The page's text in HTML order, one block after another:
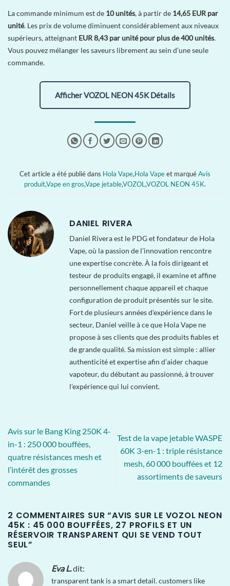
La commande minimum est de 10 unités, à partir de 14,65 EUR par
unité. Les prix de volume diminuent considérablement aux niveaux
supérieurs, atteignant EUR 8,43 par unité pour plus de 400 unités.
Vous pouvez mélanger les saveurs librement au sein d’une seule
commande.
Afficher VOZOL NEON 45K Détails
Cet article a été publié dans Hola Vape,Hola Vapeet marquéAvis
produit,Vape en gros,Vape jetable,VOZOL,VOZOL NEON 45K.
DANIEL RIVERA
Daniel Rivera est le PDG et fondateur de Hola
Vape, où la passion de l’innovation rencontre
une expertise concrète. À la fois dirigeant et
testeur de produits engagé, il examine et affine
personnellement chaque appareil et chaque
configuration de produit présentés sur le site.
Fort de plusieurs années d’expérience dans le
secteur, Daniel veille à ce que Hola Vape ne
propose à ses clients que des produits fiables et
de grande qualité. Sa mission est simple : allier
authenticité et expertise afin d’aider chaque
vapoteur, du débutant au passionné, à trouver
l’expérience qui lui convient.
Avis sur le Bang King 250K 4-
in-1 : 250 000 bouffées,
quatre résistances mesh et
l’intérêt des grosses
commandes
Test de la vape jetable WASPE
60K 3-en-1 : triple résistance
mesh, 60 000 bouffées et 12
assortiments de saveurs
2 COMMENTAIRES SUR “AVIS SUR LE VOZOL NEON
45K : 45 000 BOUFFÉES, 27 PROFILS ET UN
RÉSERVOIR TRANSPARENT QUI SE VEND TOUT
SEUL”
Eva L.dit:
transparent tank is a smart detail. customers like